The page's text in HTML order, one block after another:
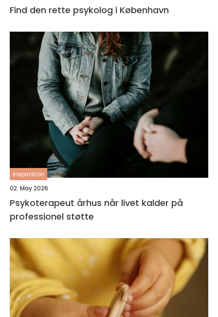
Find den rette psykolog i København
inspiration
02. May 2026
Psykoterapeut århus når livet kalder på
professionel støtte